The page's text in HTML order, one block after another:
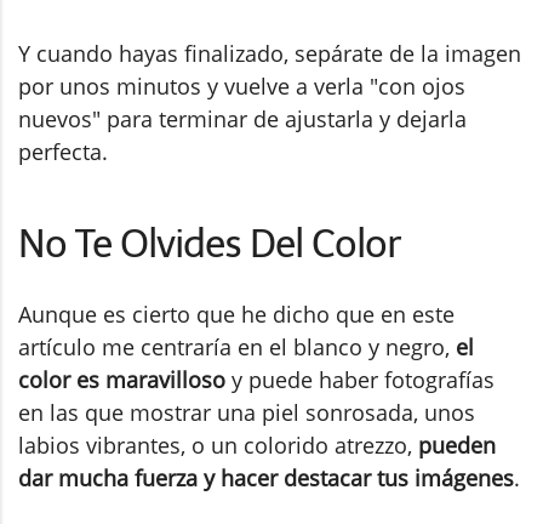
Y cuando hayas finalizado, sepárate de la imagen
por unos minutos y vuelve a verla "con ojos
nuevos" para terminar de ajustarla y dejarla
perfecta.
No Te Olvides Del Color
Aunque es cierto que he dicho que en este
artículo me centraría en el blanco y negro, el
color es maravilloso y puede haber fotografías
en las que mostrar una piel sonrosada, unos
labios vibrantes, o un colorido atrezzo, pueden
dar mucha fuerza y hacer destacar tus imágenes.